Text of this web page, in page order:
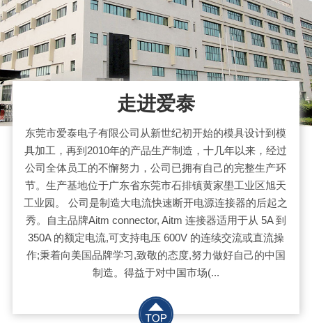
走进爱泰
东莞市爱泰电子有限公司从新世纪初开始的模具设计到模
具加工，再到2010年的产品生产制造，十几年以来，经过
公司全体员工的不懈努力，公司已拥有自己的完整生产环
节。生产基地位于广东省东莞市石排镇黄家壆工业区旭天
工业园。 公司是制造大电流快速断开电源连接器的后起之
秀。自主品牌Aitm connector, Aitm 连接器适用于从 5A 到
350A 的额定电流,可支持电压 600V 的连续交流或直流操
作;秉着向美国品牌学习,致敬的态度,努力做好自己的中国
制造。得益于对中国市场(...